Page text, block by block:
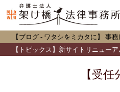
【ブログ - ワタシをミカタに】 事務
【トピックス】新サイトリニュー
【受任